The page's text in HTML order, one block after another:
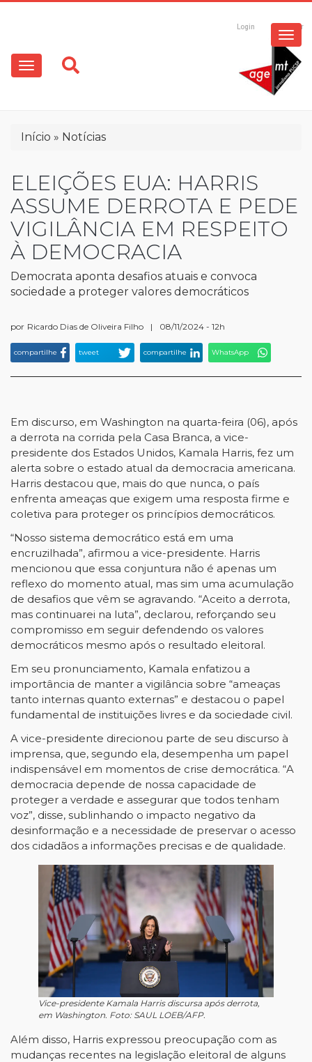
conteúdo
principal
Login Registrar
Main
navigation
Trilha
navegação
Início Notícias
ELEIÇÕES EUA: HARRIS
ASSUME DERROTA E PEDE
VIGILÂNCIA EM RESPEITO
À DEMOCRACIA
Democrata aponta desafios atuais e convoca
sociedade a proteger valores democráticos
por Ricardo Dias de Oliveira Filho | 08/11/2024 - 12h
compartilhe tweet compartilhe WhatsApp
Em discurso, em Washington na quarta-feira (06), após
a derrota na corrida pela Casa Branca, a vice-
presidente dos Estados Unidos, Kamala Harris, fez um
alerta sobre o estado atual da democracia americana.
Harris destacou que, mais do que nunca, o país
enfrenta ameaças que exigem uma resposta firme e
coletiva para proteger os princípios democráticos.
“Nosso sistema democrático está em uma
encruzilhada”, afirmou a vice-presidente. Harris
mencionou que essa conjuntura não é apenas um
reflexo do momento atual, mas sim uma acumulação
de desafios que vêm se agravando. “Aceito a derrota,
mas continuarei na luta”, declarou, reforçando seu
compromisso em seguir defendendo os valores
democráticos mesmo após o resultado eleitoral.
Em seu pronunciamento, Kamala enfatizou a
importância de manter a vigilância sobre “ameaças
tanto internas quanto externas” e destacou o papel
fundamental de instituições livres e da sociedade civil.
A vice-presidente direcionou parte de seu discurso à
imprensa, que, segundo ela, desempenha um papel
indispensável em momentos de crise democrática. “A
democracia depende de nossa capacidade de
proteger a verdade e assegurar que todos tenham
voz”, disse, sublinhando o impacto negativo da
desinformação e a necessidade de preservar o acesso
dos cidadãos a informações precisas e de qualidade.
Vice-presidente Kamala Harris discursa após derrota,
em Washington. Foto: SAUL LOEB/AFP.
Além disso, Harris expressou preocupação com as
mudanças recentes na legislação eleitoral de alguns